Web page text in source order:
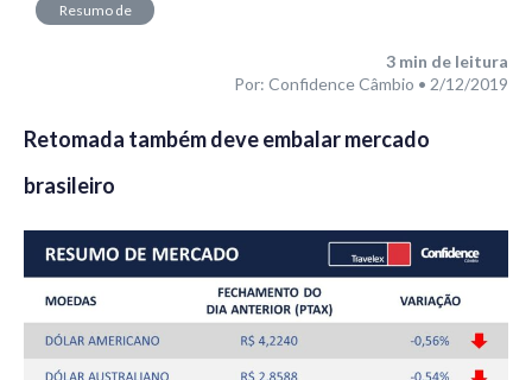
Resumo de
3 min de leitura
Por: Confidence Câmbio • 2/12/2019
Retomada também deve embalar mercado
brasileiro